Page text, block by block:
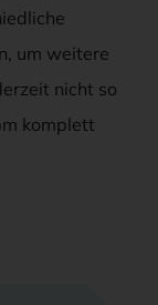
um weitere
nicht so
komplett